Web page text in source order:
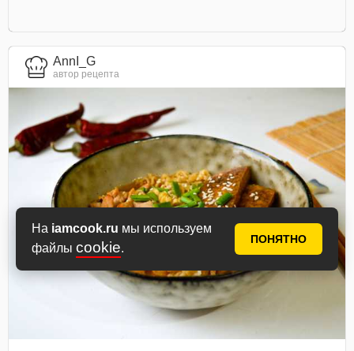
На iamcook.ru мы используем
файлы cookie.
ПОНЯТНО
AnnI_G
автор рецепта